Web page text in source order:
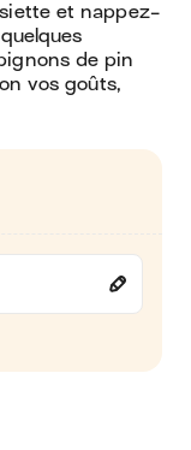
et nappez-
de pin
vos goûts,